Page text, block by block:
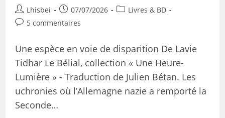
Lhisbei 07/07/2026
Livres & BD
5 commentaires
Une espèce en voie de disparition De Lavie
Tidhar Le Bélial, collection « Une Heure-
Lumière » - Traduction de Julien Bétan. Les
uchronies où l’Allemagne nazie a remporté la
Seconde…